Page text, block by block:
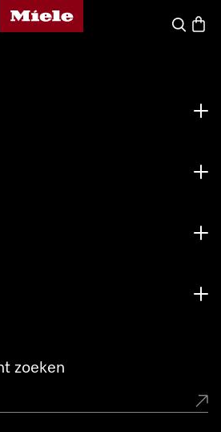
Homepage van Miele
Wat zoek
zoeken